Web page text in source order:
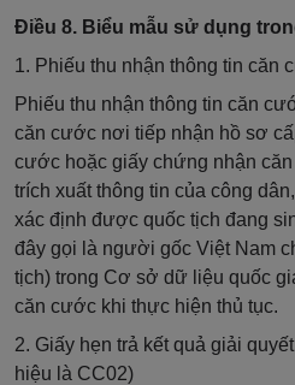
Điều 8. Biểu mẫu sử dụng
1. Phiếu thu nhận thông tin căn
Phiếu thu nhận thông tin căn
căn cước nơi tiếp nhận hồ sơ
cước hoặc giấy chứng nhận
trích xuất thông tin của công
xác định được quốc tịch đang
đây gọi là người gốc Việt Nam
tịch) trong Cơ sở dữ liệu quốc
căn cước khi thực hiện thủ tục.
2. Giấy hẹn trả kết quả giải
hiệu là CC02)